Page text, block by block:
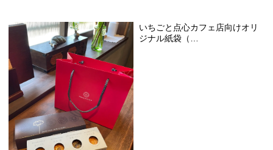
いちごと点心カフェ店向けオリ
ジナル紙袋（…